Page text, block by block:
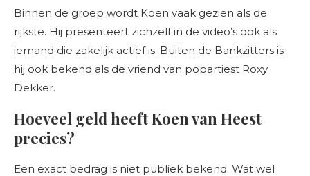
Binnen de groep wordt Koen vaak gezien als de
rijkste. Hij presenteert zichzelf in de video’s ook als
iemand die zakelijk actief is. Buiten de Bankzitters is
hij ook bekend als de vriend van popartiest Roxy
Dekker.
Hoeveel geld heeft Koen van Heest
precies?
Een exact bedrag is niet publiek bekend. Wat wel